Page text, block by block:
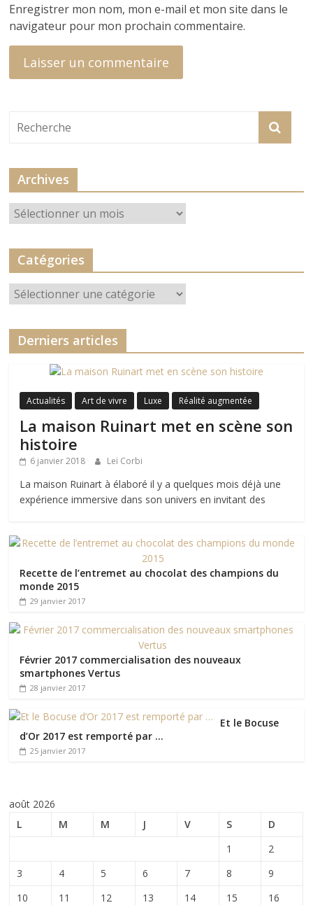
Enregistrer mon nom, mon e-mail et mon site dans le
navigateur pour mon prochain commentaire.
Archives
Archives
Catégories
Catégories
Derniers articles
Actualités Art de vivre Luxe Réalité augmentée
La maison Ruinart met en scène son
histoire
6 janvier 2018 Leï Corbi
La maison Ruinart à élaboré il y a quelques mois déjà une
expérience immersive dans son univers en invitant des
Recette de l’entremet au chocolat des champions du
monde 2015
29 janvier 2017
Février 2017 commercialisation des nouveaux
smartphones Vertus
28 janvier 2017
Et le Bocuse
d’Or 2017 est remporté par …
25 janvier 2017
août 2026
L
M M J V S
D
1
2
3
4 5 6 7 8
9
10
11 12 13 14 15
16